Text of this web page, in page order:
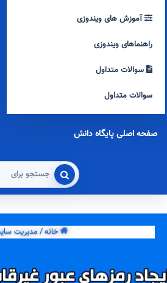
آموزش های ویندوزی
راهنماهای ویندوزی
سوالات متداول
سوالات متداول
صفحه اصلی پایگاه دانش
جستجو
برای
خانه/مدیریت